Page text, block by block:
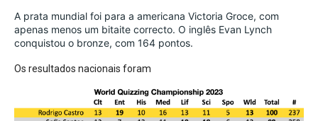
A prata mundial foi para a americana Victoria Groce, com
apenas menos um bitaite correcto. O inglês Evan Lynch
conquistou o bronze, com 164 pontos.
Os resultados nacionais foram